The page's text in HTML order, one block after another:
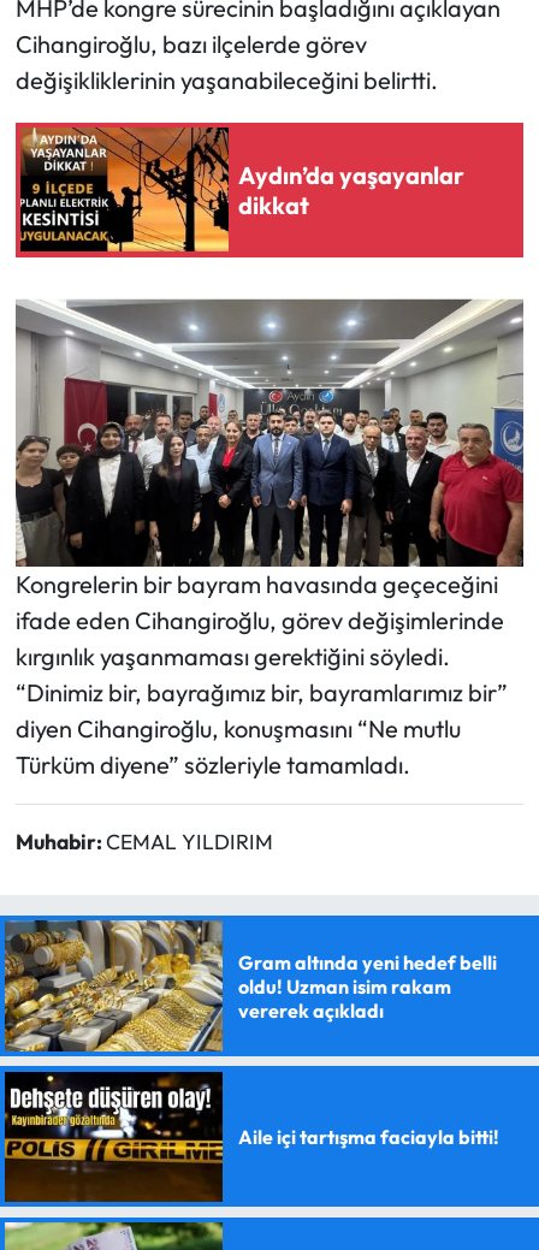
MHP’de kongre sürecinin başladığını açıklayan
Cihangiroğlu, bazı ilçelerde görev
değişikliklerinin yaşanabileceğini belirtti.
Aydın’da yaşayanlar
dikkat
Kongrelerin bir bayram havasında geçeceğini
ifade eden Cihangiroğlu, görev değişimlerinde
kırgınlık yaşanmaması gerektiğini söyledi.
“Dinimiz bir, bayrağımız bir, bayramlarımız bir”
diyen Cihangiroğlu, konuşmasını “Ne mutlu
Türküm diyene” sözleriyle tamamladı.
Muhabir:CEMAL YILDIRIM
Gram altında yeni hedef belli
oldu! Uzman isim rakam
vererek açıkladı
Aile içi tartışma faciayla bitti!